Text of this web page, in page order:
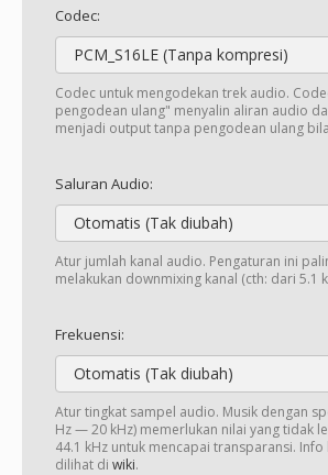
Codec:
PCM_S16LE (Tanpa kompresi)
Codec untuk mengodekan trek audio.
pengodean ulang" menyalin aliran audio
menjadi output tanpa pengodean ulang
Saluran Audio:
Otomatis (Tak diubah)
Atur jumlah kanal audio. Pengaturan ini
melakukan downmixing kanal (cth: dari 5.1
Frekuensi:
Otomatis (Tak diubah)
Atur tingkat sampel audio. Musik dengan
Hz — 20 kHz) memerlukan nilai yang tidak
44.1 kHz untuk mencapai transparansi.
dilihat di wiki.